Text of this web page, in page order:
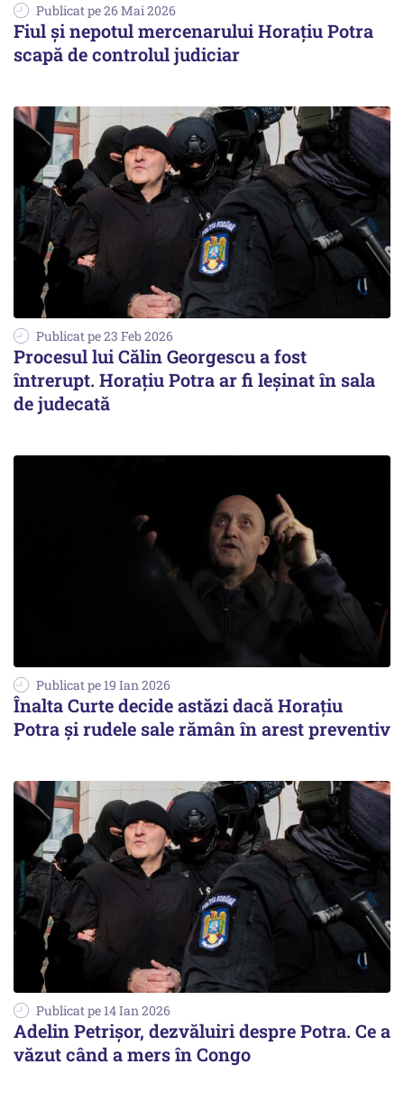
Publicat pe 26 Mai 2026
Fiul şi nepotul mercenarului Horaţiu Potra
scapă de controlul judiciar
Publicat pe 23 Feb 2026
Procesul lui Călin Georgescu a fost
întrerupt. Horațiu Potra ar fi leșinat în sala
de judecată
Publicat pe 19 Ian 2026
Înalta Curte decide astăzi dacă Horațiu
Potra și rudele sale rămân în arest preventiv
Publicat pe 14 Ian 2026
Adelin Petrișor, dezvăluiri despre Potra. Ce a
văzut când a mers în Congo